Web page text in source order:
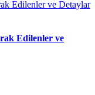
Edilenler ve